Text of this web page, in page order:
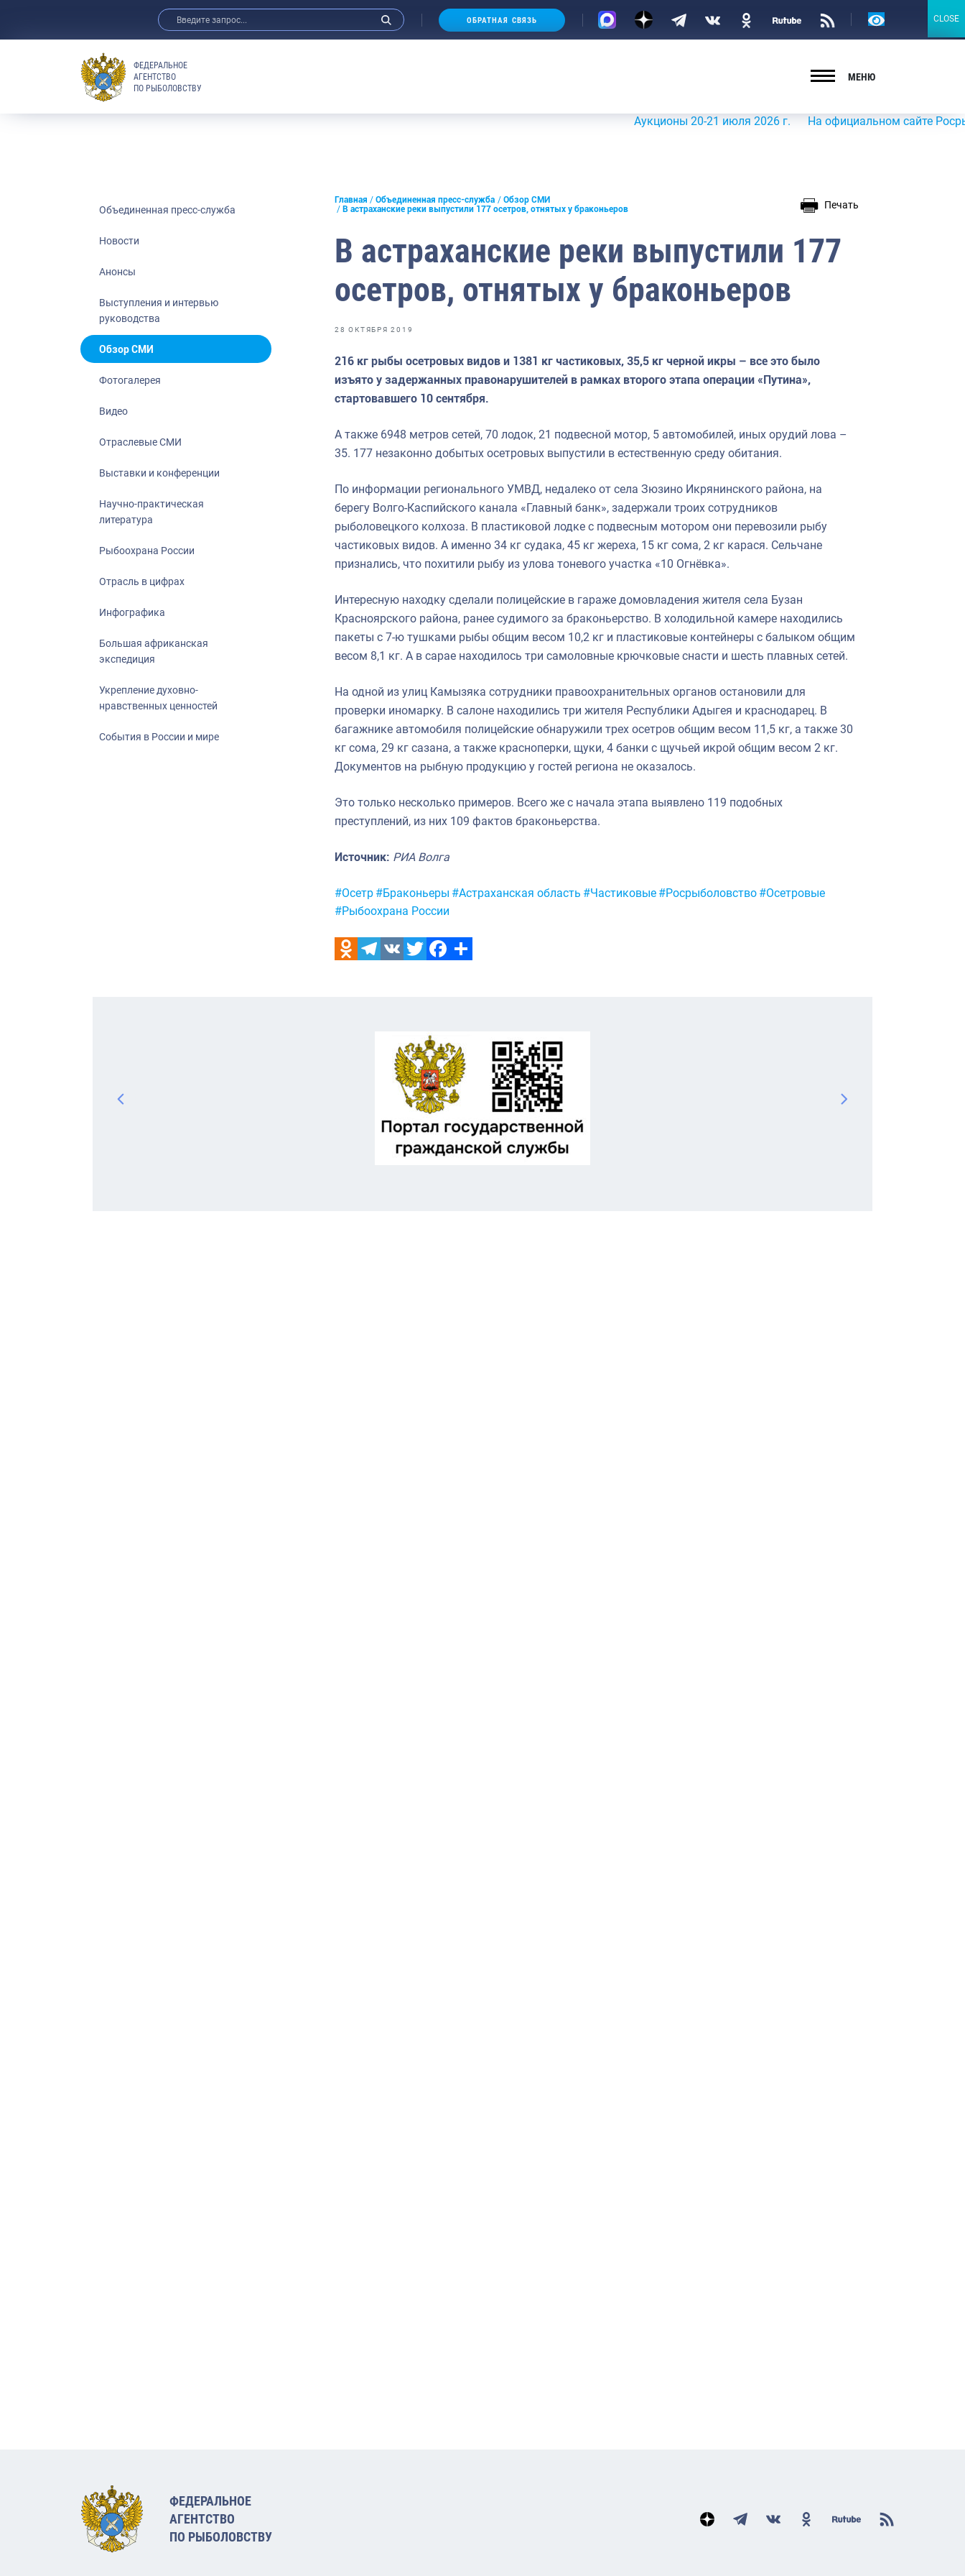
Анонсы
Выставки и конференции
Рыбоохрана России
Инфографика
Большая африканская экспедиция
События в России и мире
ОБРАТНАЯ СВЯЗЬ
Версия
ФЕДЕРАЛЬНОЕ
АГЕНТСТВО
ПО РЫБОЛОВСТВУ
МЕНЮ
Аукционы 20-21 июля 2026 г. На официальном сайте
Объединенная пресс-служба
Новости
Анонсы
Выступления и интервью
руководства
Обзор СМИ
Фотогалерея
Видео
Отраслевые СМИ
Выставки и конференции
Научно-практическая
литература
Рыбоохрана России
Отрасль в цифрах
Инфографика
Большая африканская
экспедиция
Укрепление духовно-
нравственных ценностей
События в России и мире
Главная Объединенная пресс-служба
Обзор СМИ
В астраханские реки выпустили 177 осетров, отнятых у браконьеров
Печать
В астраханские реки выпустили 177
осетров, отнятых у браконьеров
28 ОКТЯБРЯ 2019
216 кг рыбы осетровых видов и 1381 кг частиковых, 35,5 кг черной икры – все это было
изъято у задержанных правонарушителей в рамках второго этапа операции «Путина»,
стартовавшего 10 сентября.
А также 6948 метров сетей, 70 лодок, 21 подвесной мотор, 5 автомобилей, иных орудий лова –
35. 177 незаконно добытых осетровых выпустили в естественную среду обитания.
По информации регионального УМВД, недалеко от села Зюзино Икрянинского района, на
берегу Волго-Каспийского канала «Главный банк», задержали троих сотрудников
рыболовецкого колхоза. В пластиковой лодке с подвесным мотором они перевозили рыбу
частиковых видов. А именно 34 кг судака, 45 кг жереха, 15 кг сома, 2 кг карася. Сельчане
признались, что похитили рыбу из улова тоневого участка «10 Огнёвка».
Интересную находку сделали полицейские в гараже домовладения жителя села Бузан
Красноярского района, ранее судимого за браконьерство. В холодильной камере находились
пакеты с 7-ю тушками рыбы общим весом 10,2 кг и пластиковые контейнеры с балыком общим
весом 8,1 кг. А в сарае находилось три самоловные крючковые снасти и шесть плавных сетей.
На одной из улиц Камызяка сотрудники правоохранительных органов остановили для
проверки иномарку. В салоне находились три жителя Республики Адыгея и краснодарец. В
багажнике автомобиля полицейские обнаружили трех осетров общим весом 11,5 кг, а также 30
кг сома, 29 кг сазана, а также красноперки, щуки, 4 банки с щучьей икрой общим весом 2 кг.
Документов на рыбную продукцию у гостей региона не оказалось.
Это только несколько примеров. Всего же с начала этапа выявлено 119 подобных
преступлений, из них 109 фактов браконьерства.
Источник: РИА Волга
Метки:
#Осетр #Браконьеры #Астраханская область #Частиковые #Росрыболовство #Осетровые
#Рыбоохрана России
ФЕДЕРАЛЬНОЕ
АГЕНТСТВО
ПО РЫБОЛОВСТВУ
CLOSE
CLOSE